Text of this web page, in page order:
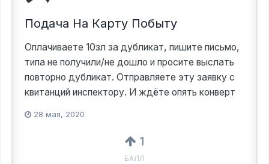
Подача На Карту Побыту
Оплачиваете 10зл за дубликат, пишите письмо,
типа не получили/не дошло и просите выслать
повторно дубликат. Отправляете эту заявку с
квитанций инспектору. И ждёте опять конверт
28 мая, 2020
1
БАЛЛ